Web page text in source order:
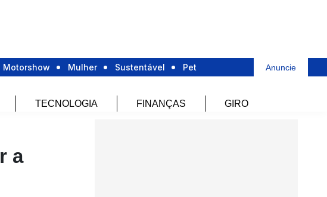
Motorshow Mulher Sustentável Pet Anuncie
TECNOLOGIA FINANÇAS GIRO
a